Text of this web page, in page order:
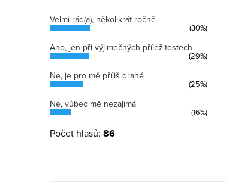
Velmi rád(a), několikrát ročně
(30%)
Ano, jen při výjimečných příležitostech
(29%)
Ne, je pro mě příliš drahé
(25%)
Ne, vůbec mě nezajímá
(16%)
Počet hlasů: 86